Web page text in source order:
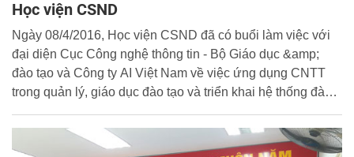
Học viện CSND
Ngày 08/4/2016, Học viện CSND đã có buổi làm việc với
đại diện Cục Công nghệ thông tin - Bộ Giáo dục &amp;
đào tạo và Công ty AI Việt Nam về việc ứng dụng CNTT
trong quản lý, giáo dục đào tạo và triển khai hệ thống đào